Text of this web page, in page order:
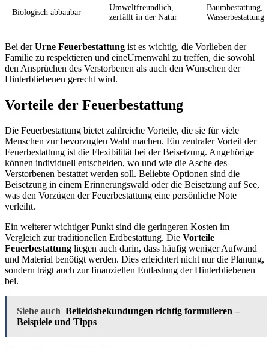
Biologisch abbaubar
Umweltfreundlich,
zerfällt in der Natur
Baumbestattung,
Wasserbestattung
Bei derUrne Feuerbestattung ist es wichtig, die Vorlieben der
Familie zu respektieren und eineUrnenwahl zu treffen, die sowohl
den Ansprüchen des Verstorbenen als auch den Wünschen der
Hinterbliebenen gerecht wird.
Vorteile der Feuerbestattung
Die Feuerbestattung bietet zahlreiche Vorteile, die sie für viele
Menschen zur bevorzugten Wahl machen. Ein zentraler Vorteil der
Feuerbestattung ist die Flexibilität bei der Beisetzung. Angehörige
können individuell entscheiden, wo und wie die Asche des
Verstorbenen bestattet werden soll. Beliebte Optionen sind die
Beisetzung in einem Erinnerungswald oder die Beisetzung auf See,
was den Vorzügen der Feuerbestattung eine persönliche Note
verleiht.
Ein weiterer wichtiger Punkt sind die geringeren Kosten im
Vergleich zur traditionellen Erdbestattung. Die Vorteile
Feuerbestattung liegen auch darin, dass häufig weniger Aufwand
und Material benötigt werden. Dies erleichtert nicht nur die Planung,
sondern trägt auch zur finanziellen Entlastung der Hinterbliebenen
bei.
Siehe auch Beileidsbekundungen richtig formulieren –
Beispiele und Tipps